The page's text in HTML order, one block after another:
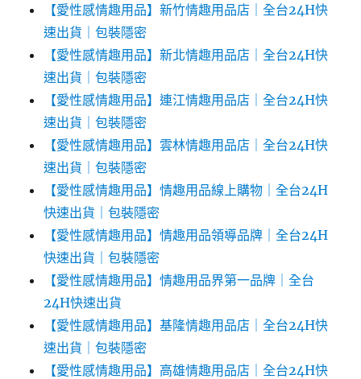
【愛性感情趣用品】新竹情趣用品店｜全台24H快
速出貨｜包裝隱密
【愛性感情趣用品】新北情趣用品店｜全台24H快
速出貨｜包裝隱密
【愛性感情趣用品】連江情趣用品店｜全台24H快
速出貨｜包裝隱密
【愛性感情趣用品】雲林情趣用品店｜全台24H快
速出貨｜包裝隱密
【愛性感情趣用品】情趣用品線上購物｜全台24H
快速出貨｜包裝隱密
【愛性感情趣用品】情趣用品領導品牌｜全台24H
快速出貨｜包裝隱密
【愛性感情趣用品】情趣用品界第一品牌｜全台
24H快速出貨
【愛性感情趣用品】基隆情趣用品店｜全台24H快
速出貨｜包裝隱密
【愛性感情趣用品】高雄情趣用品店｜全台24H快